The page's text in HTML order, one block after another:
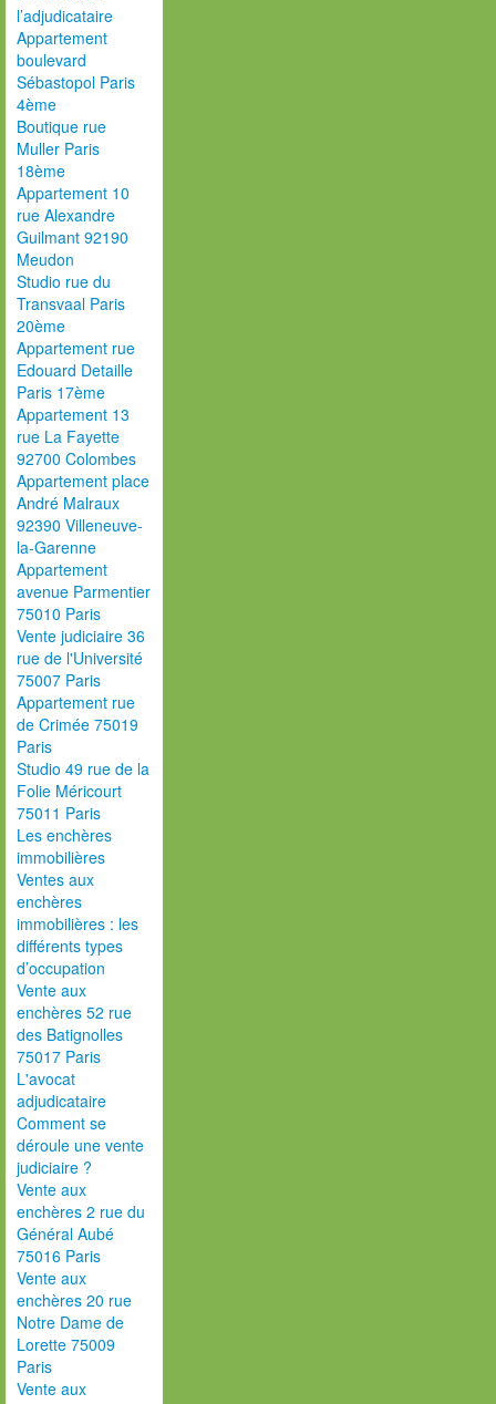
l’adjudicataire
Appartement
boulevard
Sébastopol Paris
4ème
Boutique rue
Muller Paris
18ème
Appartement 10
rue Alexandre
Guilmant 92190
Meudon
Studio rue du
Transvaal Paris
20ème
Appartement rue
Edouard Detaille
Paris 17ème
Appartement 13
rue La Fayette
92700 Colombes
Appartement place
André Malraux
92390 Villeneuve-
la-Garenne
Appartement
avenue Parmentier
75010 Paris
Vente judiciaire 36
rue de l'Université
75007 Paris
Appartement rue
de Crimée 75019
Paris
Studio 49 rue de la
Folie Méricourt
75011 Paris
Les enchères
immobilières
Ventes aux
enchères
immobilières : les
différents types
d’occupation
Vente aux
enchères 52 rue
des Batignolles
75017 Paris
L'avocat
adjudicataire
Comment se
déroule une vente
judiciaire ?
Vente aux
enchères 2 rue du
Général Aubé
75016 Paris
Vente aux
enchères 20 rue
Notre Dame de
Lorette 75009
Paris
Vente aux